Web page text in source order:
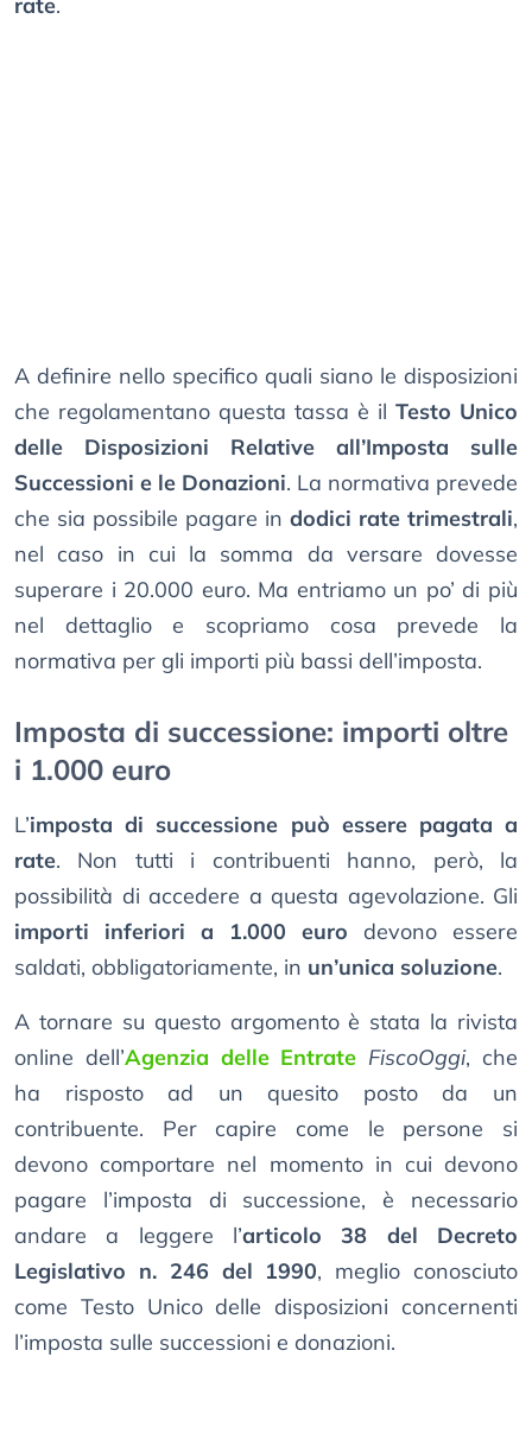
rate.
A definire nello specifico quali siano le disposizioni
che regolamentano questa tassa è il Testo Unico
delle Disposizioni Relative all’Imposta sulle
Successioni e le Donazioni. La normativa prevede
che sia possibile pagare in dodici rate trimestrali,
nel caso in cui la somma da versare dovesse
superare i 20.000 euro. Ma entriamo un po’ di più
nel dettaglio e scopriamo cosa prevede la
normativa per gli importi più bassi dell’imposta.
Imposta di successione: importi oltre
i 1.000 euro
L’imposta di successione può essere pagata a
rate. Non tutti i contribuenti hanno, però, la
possibilità di accedere a questa agevolazione. Gli
importi inferiori a 1.000 euro devono essere
saldati, obbligatoriamente, in un’unica soluzione.
A tornare su questo argomento è stata la rivista
online dell’Agenzia delle Entrate FiscoOggi, che
ha risposto ad un quesito posto da un
contribuente. Per capire come le persone si
devono comportare nel momento in cui devono
pagare l’imposta di successione, è necessario
andare a leggere l’articolo 38 del Decreto
Legislativo n. 246 del 1990, meglio conosciuto
come Testo Unico delle disposizioni concernenti
l’imposta sulle successioni e donazioni.